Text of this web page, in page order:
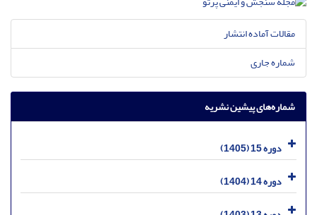
مقالات آماده انتشار
شماره جاری
شماره‌های پیشین نشریه
دوره 15 (1405)
دوره 14 (1404)